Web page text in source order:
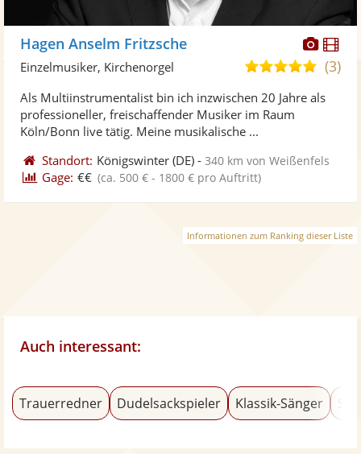
Fotos
Hagen Anselm Fritzsche
5,0
5
(3)
Einzelmusiker, Kirchenorgel
Als Multiinstrumentalist bin ich inzwischen 20 Jahre als
professioneller, freischaffender Musiker im Raum
Köln/Bonn live tätig. Meine musikalische ...
Standort: Königswinter (DE) -340 km von Weißenfels
Gage: €€ (ca. 500 € - 1800 € pro Auftritt)
Informationen zum Ranking dieser Liste
Auch interessant:
Trauerredner Dudelsackspieler Klassik-Sänger